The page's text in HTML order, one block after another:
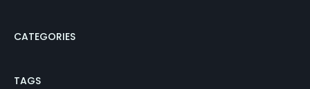
CATEGORIES
TAGS